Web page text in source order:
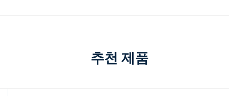
추천 제품